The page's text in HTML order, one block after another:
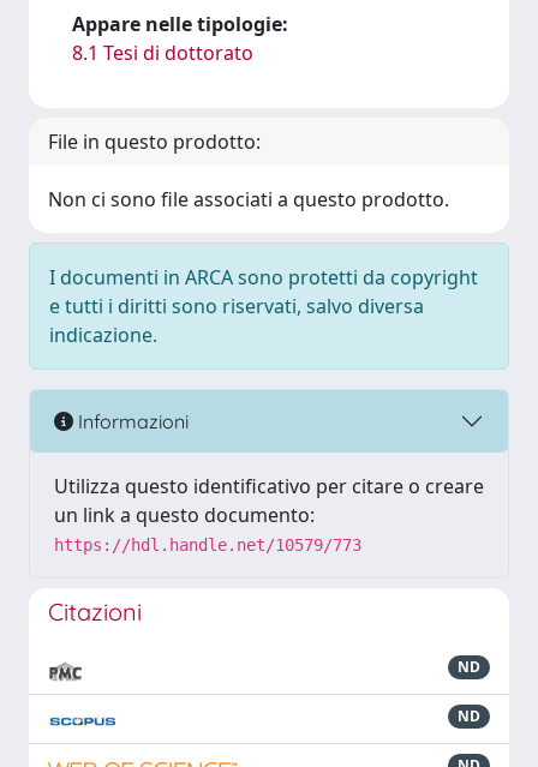
Appare nelle tipologie:
8.1 Tesi di dottorato
File in questo prodotto:
Non ci sono file associati a questo prodotto.
I documenti in ARCA sono protetti da copyright
e tutti i diritti sono riservati, salvo diversa
indicazione.
Informazioni
Utilizza questo identificativo per citare o creare
un link a questo documento:
https://hdl.handle.net/10579/773
Citazioni
ND
ND